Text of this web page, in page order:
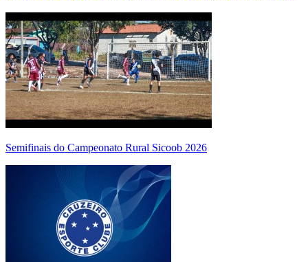
Semifinais do Campeonato Rural Sicoob 2026